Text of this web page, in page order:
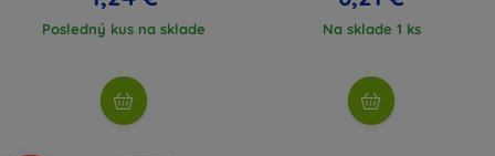
Posledný kus na sklade Na sklade 1 ks